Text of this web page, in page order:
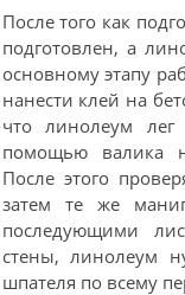
После того как
подготовлен, а
основному этапу
нанести клей на
что линолеум
помощью валика
После этого
затем те же
последующими
стены, линолеум
шпателя по всему